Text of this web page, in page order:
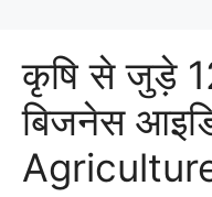
कृषि से जुड़े
बिजनेस